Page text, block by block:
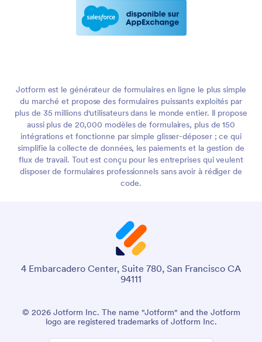
Jotform est le générateur de formulaires en ligne le plus simple
du marché et propose des formulaires puissants exploités par
plus de 35 millions d'utilisateurs dans le monde entier. Il propose
aussi plus de 20,000 modèles de formulaires, plus de 150
intégrations et fonctionne par simple glisser-déposer ; ce qui
simplifie la collecte de données, les paiements et la gestion de
flux de travail. Tout est conçu pour les entreprises qui veulent
disposer de formulaires professionnels sans avoir à rédiger de
code.
4 Embarcadero Center, Suite 780, San Francisco CA
94111
© 2026 Jotform Inc. The name "Jotform" and the Jotform
logo are registered trademarks of Jotform Inc.